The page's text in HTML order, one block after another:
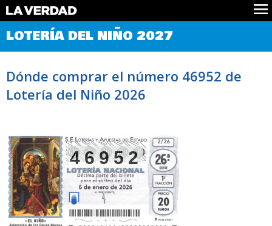
Comprobar Loteria del Niño
Premios
Noticias
Datos
LOTERÍA DEL NIÑO 2027
Dónde comprar el número 46952 de
Lotería del Niño 2026
46952